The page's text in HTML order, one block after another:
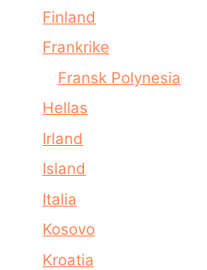
Finland
Frankrike
Fransk Polynesia
Hellas
Irland
Island
Italia
Kosovo
Kroatia